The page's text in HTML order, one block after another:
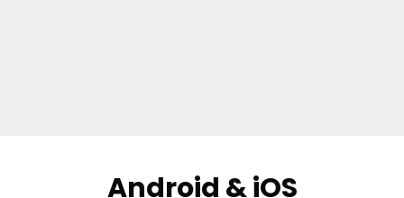
Android & iOS